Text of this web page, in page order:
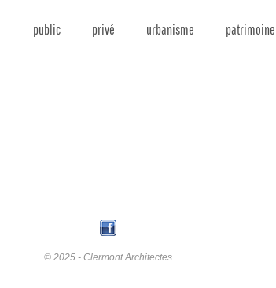
public privé urbanisme patrimoine
© 2025 - Clermont Architectes